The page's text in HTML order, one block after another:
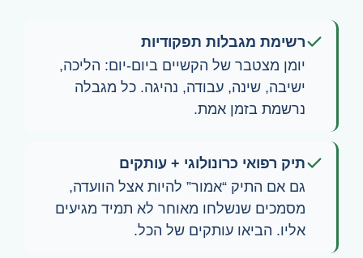
רשימת מגבלות תפקודיות
יומן מצטבר של הקשיים ביום-יום: הליכה,
ישיבה, שינה, עבודה, נהיגה. כל מגבלה
נרשמת בזמן אמת.
תיק רפואי כרונולוגי + עותקים
גם אם התיק “אמור” להיות אצל הוועדה,
מסמכים שנשלחו מאוחר לא תמיד מגיעים
אליו. הביאו עותקים של הכל.